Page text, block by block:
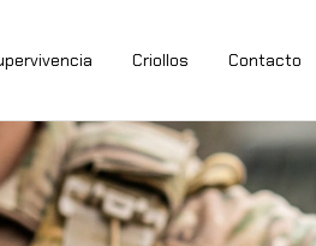
Criollos Contacto